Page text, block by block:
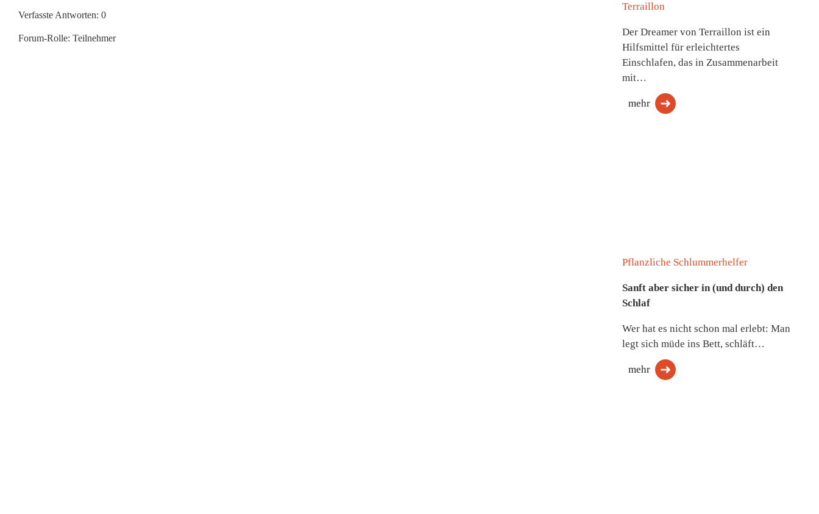
Verfasste Antworten: 0
Forum-Rolle: Teilnehmer
Terraillon
Der Dreamer von Terraillon ist ein
Hilfsmittel für erleichtertes
Einschlafen, das in Zusammenarbeit
mit…
mehr
Pflanzliche Schlummerhelfer
Sanft aber sicher in (und durch) den
Schlaf
Wer hat es nicht schon mal erlebt: Man
legt sich müde ins Bett, schläft…
mehr